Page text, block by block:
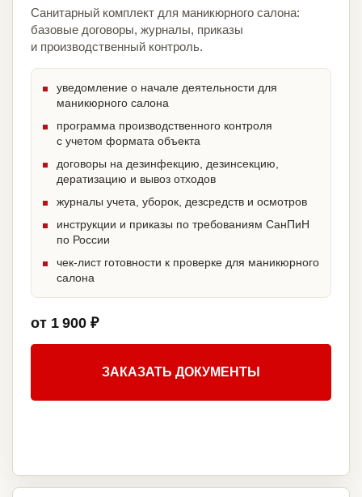
Санитарный комплект для маникюрного салона:
базовые договоры, журналы, приказы
и производственный контроль.
уведомление о начале деятельности для
маникюрного салона
программа производственного контроля
с учетом формата объекта
договоры на дезинфекцию, дезинсекцию,
дератизацию и вывоз отходов
журналы учета, уборок, дезсредств и осмотров
инструкции и приказы по требованиям СанПиН
по России
чек-лист готовности к проверке для маникюрного
салона
от 1 900 ₽
ЗАКАЗАТЬ ДОКУМЕНТЫ